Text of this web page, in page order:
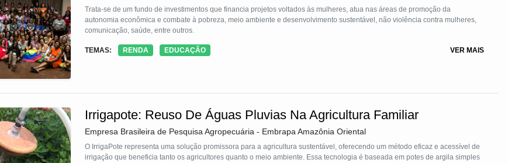
Trata-se de um fundo de investimentos que financia projetos voltados às mulheres, atua nas áreas de promoção da
autonomia econômica e combate à pobreza, meio ambiente e desenvolvimento sustentável, não violência contra mulheres,
comunicação, saúde, entre outros.
TEMAS: RENDA EDUCAÇÃO VER MAIS
Irrigapote: Reuso De Águas Pluvias Na Agricultura Familiar
Empresa Brasileira de Pesquisa Agropecuária - Embrapa Amazônia Oriental
O IrrigaPote representa uma solução promissora para a agricultura sustentável, oferecendo um método eficaz e acessível de
irrigação que beneficia tanto os agricultores quanto o meio ambiente. Essa tecnologia é baseada em potes de argila simples